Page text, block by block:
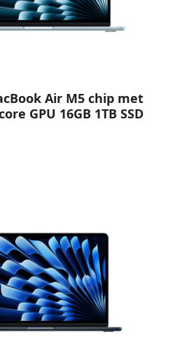
Air M5 chip met
GPU 16GB 1TB SSD